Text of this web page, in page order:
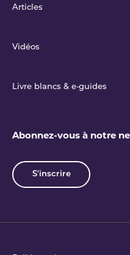
Articles
Vidéos
Livre blancs & e‑guides
Abonnez-vous à notre
S'inscrire